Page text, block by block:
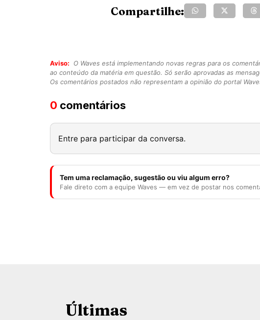
Compartilhe:
Aviso:
O Waves está implementando novas regras para os
ao conteúdo da matéria em questão. Só serão aprovadas as
Os comentários postados não representam a opinião do portal
0 comentários
Entre para participar da conversa.
Tem uma reclamação, sugestão ou viu algum erro?
Fale direto com a equipe Waves — em vez de postar nos
Últimas